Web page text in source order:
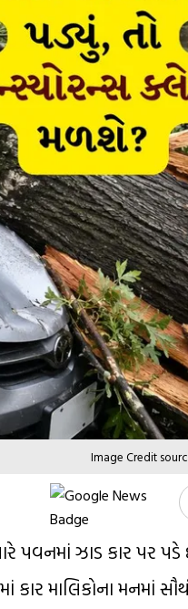
Image Credit
પવનમાં ઝાડ કાર પર
માલિકોના મનમાં